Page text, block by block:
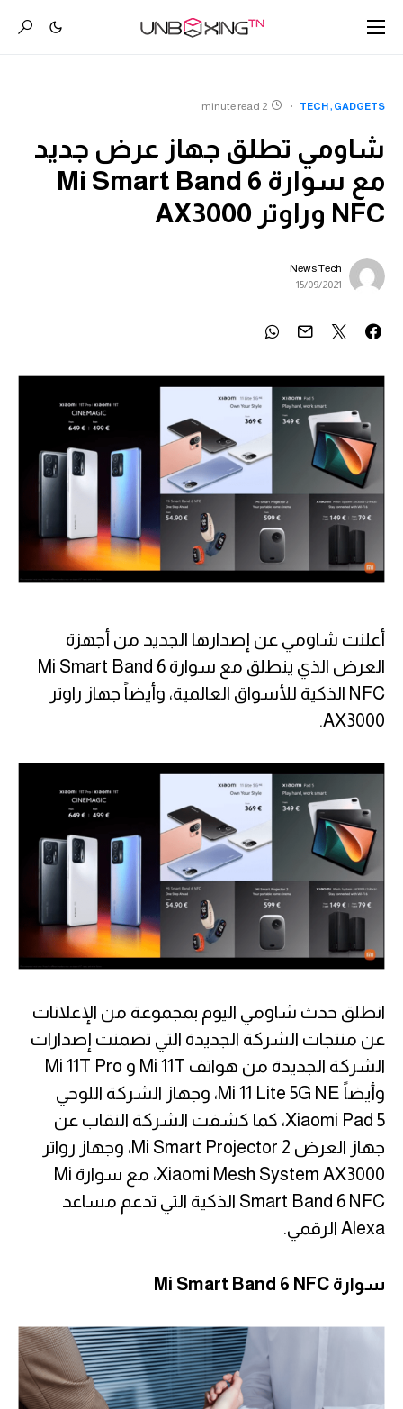
GADGETS
TECH
2 minute read
شاومي تطلق جهاز عرض جديد
مع سوارة Mi Smart Band 6
NFC وراوتر AX3000
News Tech
15/09/2021
أعلنت شاومي عن إصدارها الجديد من أجهزة
العرض الذي ينطلق مع سوارة Mi Smart Band 6
NFC الذكية للأسواق العالمية، وأيضاً جهاز راوتر
AX3000.
انطلق حدث شاومي اليوم بمجموعة من الإعلانات
عن منتجات الشركة الجديدة التي تضمنت إصدارات
الشركة الجديدة من هواتف Mi 11T و Mi 11T Pro
وأيضاً Mi 11 Lite 5G NE، وجهاز الشركة اللوحي
Xiaomi Pad 5، كما كشفت الشركة النقاب عن
جهاز العرض Mi Smart Projector 2، وجهاز رواتر
Xiaomi Mesh System AX3000، مع سوارة Mi
Smart Band 6 NFC الذكية التي تدعم مساعد
Alexa الرقمي.
سوارة Mi Smart Band 6 NFC